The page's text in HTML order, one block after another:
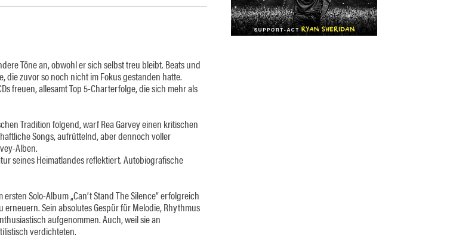
Töne an, obwohl er sich selbst treu bleibt. Beats und
die zuvor so noch nicht im Fokus gestanden hatte.
freuen, allesamt Top 5-Charterfolge, die sich mehr als
Tradition folgend, warf Rea Garvey einen kritischen
Songs, aufrüttelnd, aber dennoch voller
Alben.
seines Heimatlandes reflektiert. Autobiografische
Solo-Album „Can’t Stand The Silence“ erfolgreich
Sein absolutes Gespür für Melodie, Rhythmus
aufgenommen. Auch, weil sie an
verdichteten.